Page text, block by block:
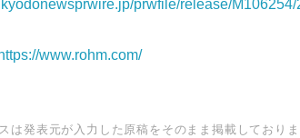
prwfile/release/
https://www.rohm.com/
は発表元が入力した原稿をそのまま掲載しており